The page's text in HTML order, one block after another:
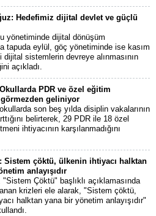
Hedefimiz dijital devlet ve güçlü
yönetiminde dijital dönüşüm
tapuda eylül, göç yönetiminde ise kasım
dijital sistemlerin devreye alınmasının
açıkladı.
PDR ve özel eğitim
geliniyor
son beş yılda disiplin vakalarının
belirterek, 29 PDR ile 18 özel
ihtiyacının karşılanmadığını
Sistem çöktü, ülkenin ihtiyacı halktan
anlayışıdır
"Sistem Çöktü" başlıklı açıklamasında
krizleri ele alarak, "Sistem çöktü,
halktan yana bir yönetim anlayışıdır"